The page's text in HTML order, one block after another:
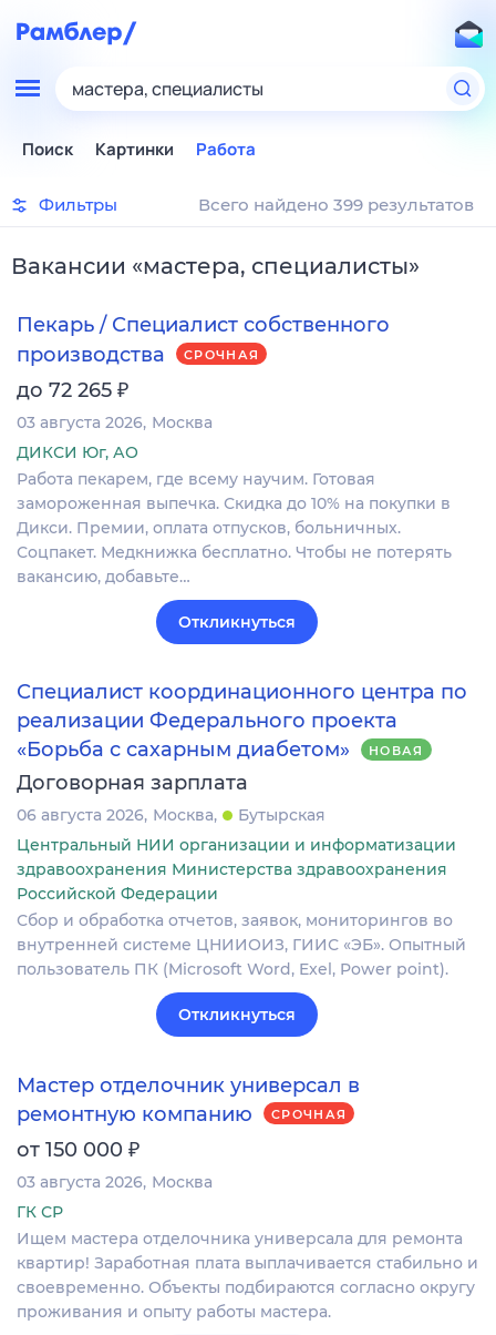
мастера, специалисты
Поиск Картинки Работа
Фильтры Всего найдено 399 результатов
Вакансии «мастера, специалисты»
Пекарь / Специалист собственного
производства
СРОЧНАЯ
до 72 265 ₽
03 августа 2026 Москва
ДИКСИ Юг, АО
Работа пекарем, где всему научим. Готовая
замороженная выпечка. Скидка до 10% на покупки в
Дикси. Премии, оплата отпусков, больничных.
Соцпакет. Медкнижка бесплатно. Чтобы не потерять
вакансию, добавьте…
Откликнуться
Специалист координационного центра по
реализации Федерального проекта
«Борьба с сахарным диабетом»
НОВАЯ
Договорная зарплата
06 августа 2026 Москва
Бутырская
Центральный НИИ организации и информатизации
здравоохранения Министерства здравоохранения
Российской Федерации
Сбор и обработка отчетов, заявок, мониторингов во
внутренней системе ЦНИИОИЗ, ГИИС «ЭБ». Опытный
пользователь ПК (Microsoft Word, Exel, Power point).
Откликнуться
Мастер отделочник универсал в
ремонтную компанию
СРОЧНАЯ
от 150 000 ₽
03 августа 2026 Москва
ГК СР
Ищем мастера отделочника универсала для ремонта
квартир! Заработная плата выплачивается стабильно и
своевременно. Объекты подбираются согласно округу
проживания и опыту работы мастера.